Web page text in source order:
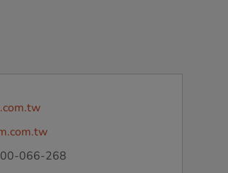
066-268